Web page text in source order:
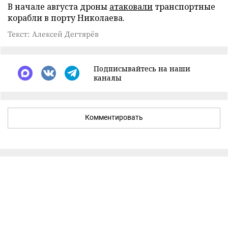
В начале августа дроны атаковали транспортные
корабли в порту Николаева.
Текст: Алексей Дегтярёв
Подписывайтесь на наши
каналы
Комментировать